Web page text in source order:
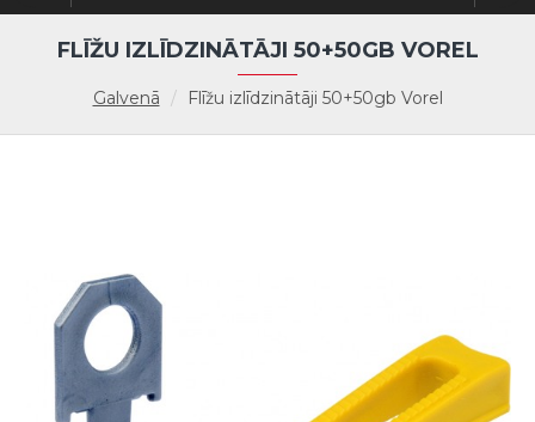
Galvenā Flīžu izlīdzinātāji 50+50gb Vorel
FLĪŽU IZLĪDZINĀTĀJI 50+50GB VOREL